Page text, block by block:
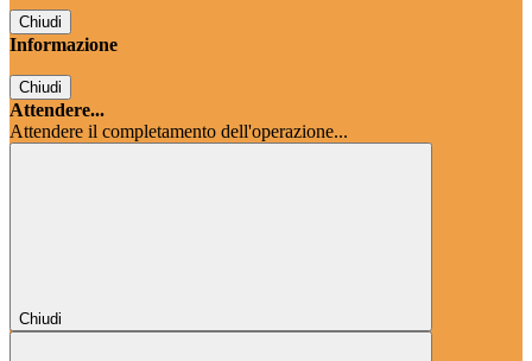
Chiudi
Informazione
Chiudi
Attendere...
Attendere il completamento dell'operazione...
Chiudi